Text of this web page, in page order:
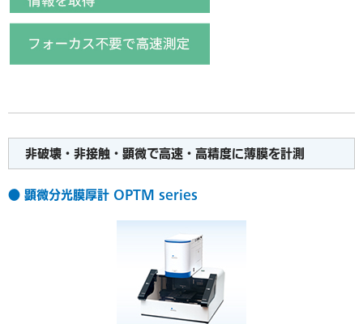
非破壊・非接触・顕微で高速・高精度に薄膜を計測
● 顕微分光膜厚計 OPTM series